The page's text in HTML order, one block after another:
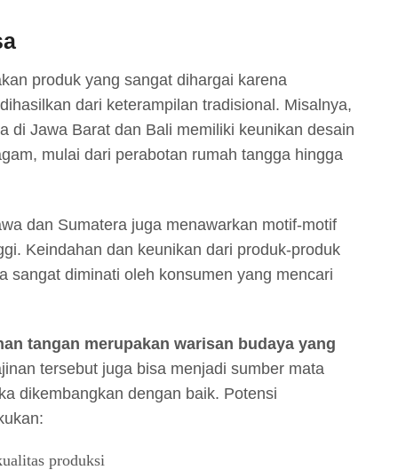
produk yang sangat dihargai karena
dari keterampilan tradisional. Misalnya,
di Jawa Barat dan Bali memiliki keunikan desain
mulai dari perabotan rumah tangga hingga
dan Sumatera juga menawarkan motif-motif
Keindahan dan keunikan dari produk-produk
sangat diminati oleh konsumen yang mencari
tangan merupakan warisan budaya yang
tersebut juga bisa menjadi sumber mata
dikembangkan dengan baik. Potensi
produksi